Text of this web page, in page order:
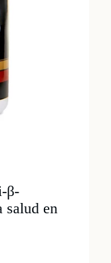
β-
salud en